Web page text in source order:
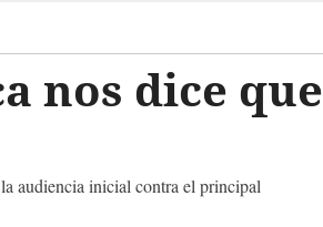
nos dice que
audiencia inicial contra el principal